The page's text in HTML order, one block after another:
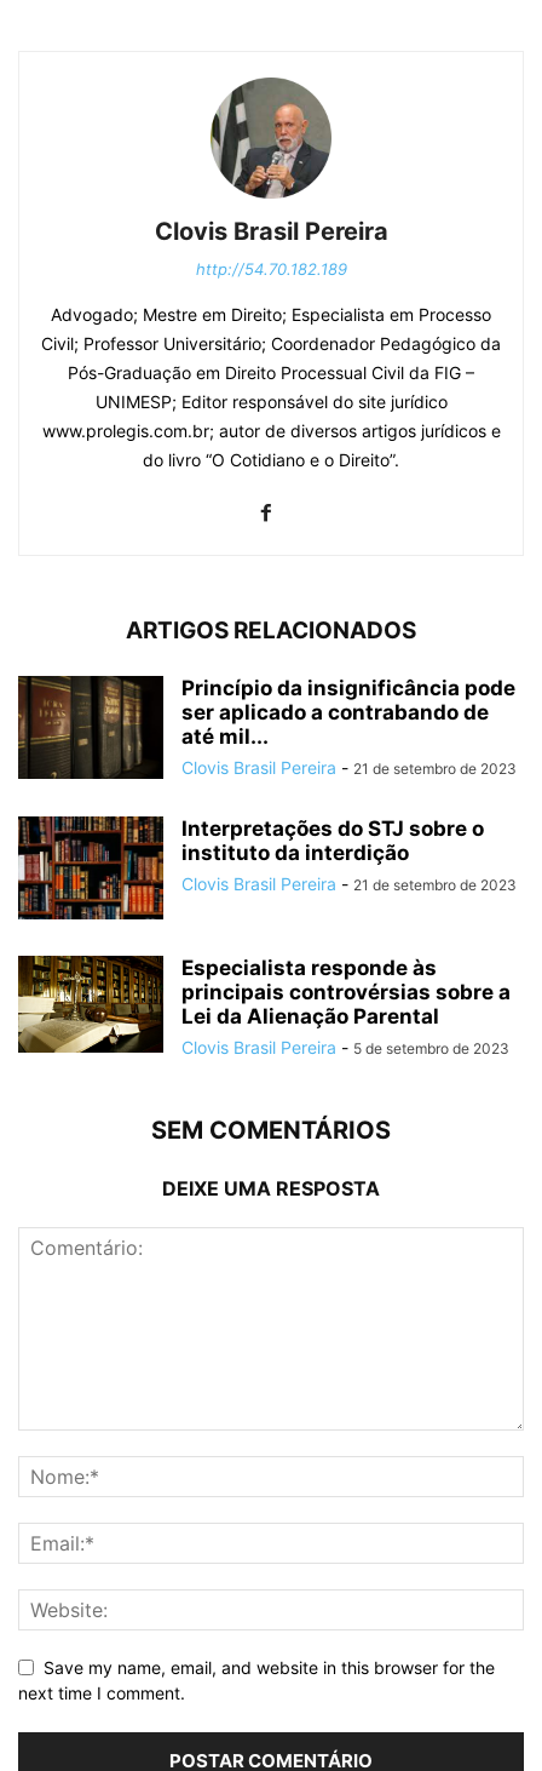
Clovis Brasil Pereira
http://54.70.182.189
Advogado; Mestre em Direito; Especialista em Processo
Civil; Professor Universitário; Coordenador Pedagógico da
Pós-Graduação em Direito Processual Civil da FIG –
UNIMESP; Editor responsável do site jurídico
www.prolegis.com.br; autor de diversos artigos jurídicos e
do livro “O Cotidiano e o Direito”.
ARTIGOS RELACIONADOS
Princípio da insignificância pode
ser aplicado a contrabando de
até mil...
Clovis Brasil Pereira - 21 de setembro de 2023
Interpretações do STJ sobre o
instituto da interdição
Clovis Brasil Pereira - 21 de setembro de 2023
Especialista responde às
principais controvérsias sobre a
Lei da Alienação Parental
Clovis Brasil Pereira - 5 de setembro de 2023
SEM COMENTÁRIOS
DEIXE UMA RESPOSTA
Save my name, email, and website in this browser for the
next time I comment.